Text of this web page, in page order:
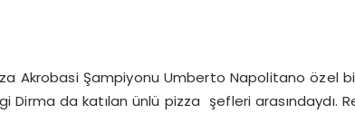
Akrobasi Şampiyonu Umberto Napolitano özel
Dirma da katılan ünlü pizza şefleri arasındaydı.